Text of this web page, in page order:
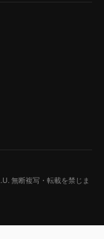
無断複写・転載を禁じま